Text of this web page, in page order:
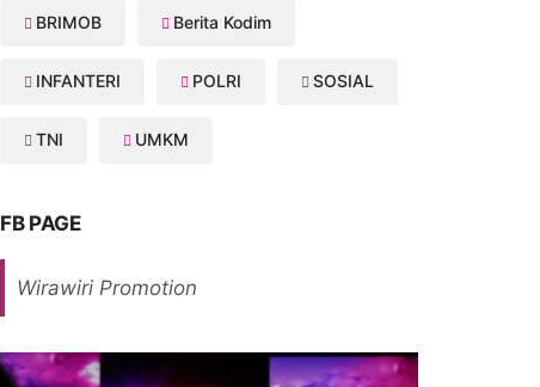
BRIMOB Berita Kodim
INFANTERI POLRI SOSIAL
TNI UMKM
FB PAGE
Wirawiri Promotion